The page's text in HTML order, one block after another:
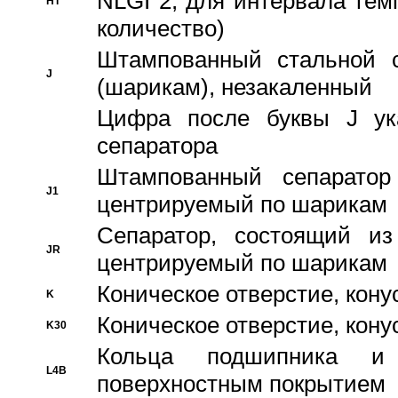
количество)
J
Штампованный стальной
(шарикам), незакаленный
Цифра после буквы J
сепаратора
J1
Штампованный
центрируемый по шарикам
JR
Сепаратор, состоящий
центрируемый по шарикам
K Коническое отверстие,
K30 Коническое отверстие,
L4B
Кольца подшипника
поверхностным покрытием